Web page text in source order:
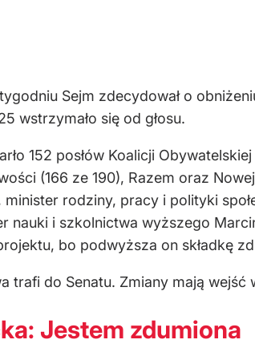
Sejm zdecydował o
wstrzymało się od głosu.
152 posłów Koalicji
(166 ze 190), Razem oraz
minister rodziny, pracy i polityki
nauki i szkolnictwa wyższego
bo podwyższa on składkę
trafi do Senatu. Zmiany mają wejść
Jestem zdumiona